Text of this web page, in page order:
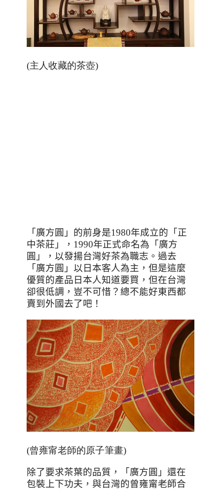
(主人收藏的茶壺)
「廣方圓」的前身是1980年成立的「正
中茶莊」， 1990年正式命名為「廣方
圓」，以發揚台灣好茶為職志。過去
「廣方圓」以日本客人為主，但是這麼
優質的產品日本人知道要買，但在台灣
卻很低調，豈不可惜？總不能好東西都
賣到外國去了吧！
(曾雍甯老師的原子筆畫)
除了要求茶葉的品質，「廣方圓」還在
包裝上下功夫，與台灣的曾雍甯老師合